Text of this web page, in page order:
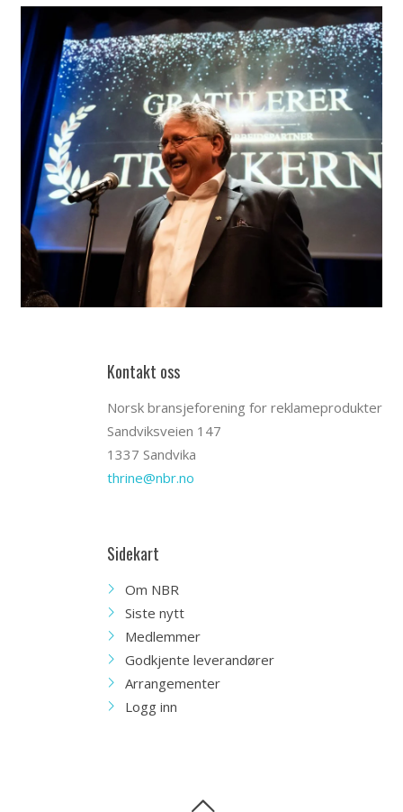
Kontakt oss
Norsk bransjeforening for reklameprodukter
Sandviksveien 147
1337 Sandvika
thrine@nbr.no
Sidekart
Om NBR
Siste nytt
Medlemmer
Godkjente leverandører
Arrangementer
Logg inn